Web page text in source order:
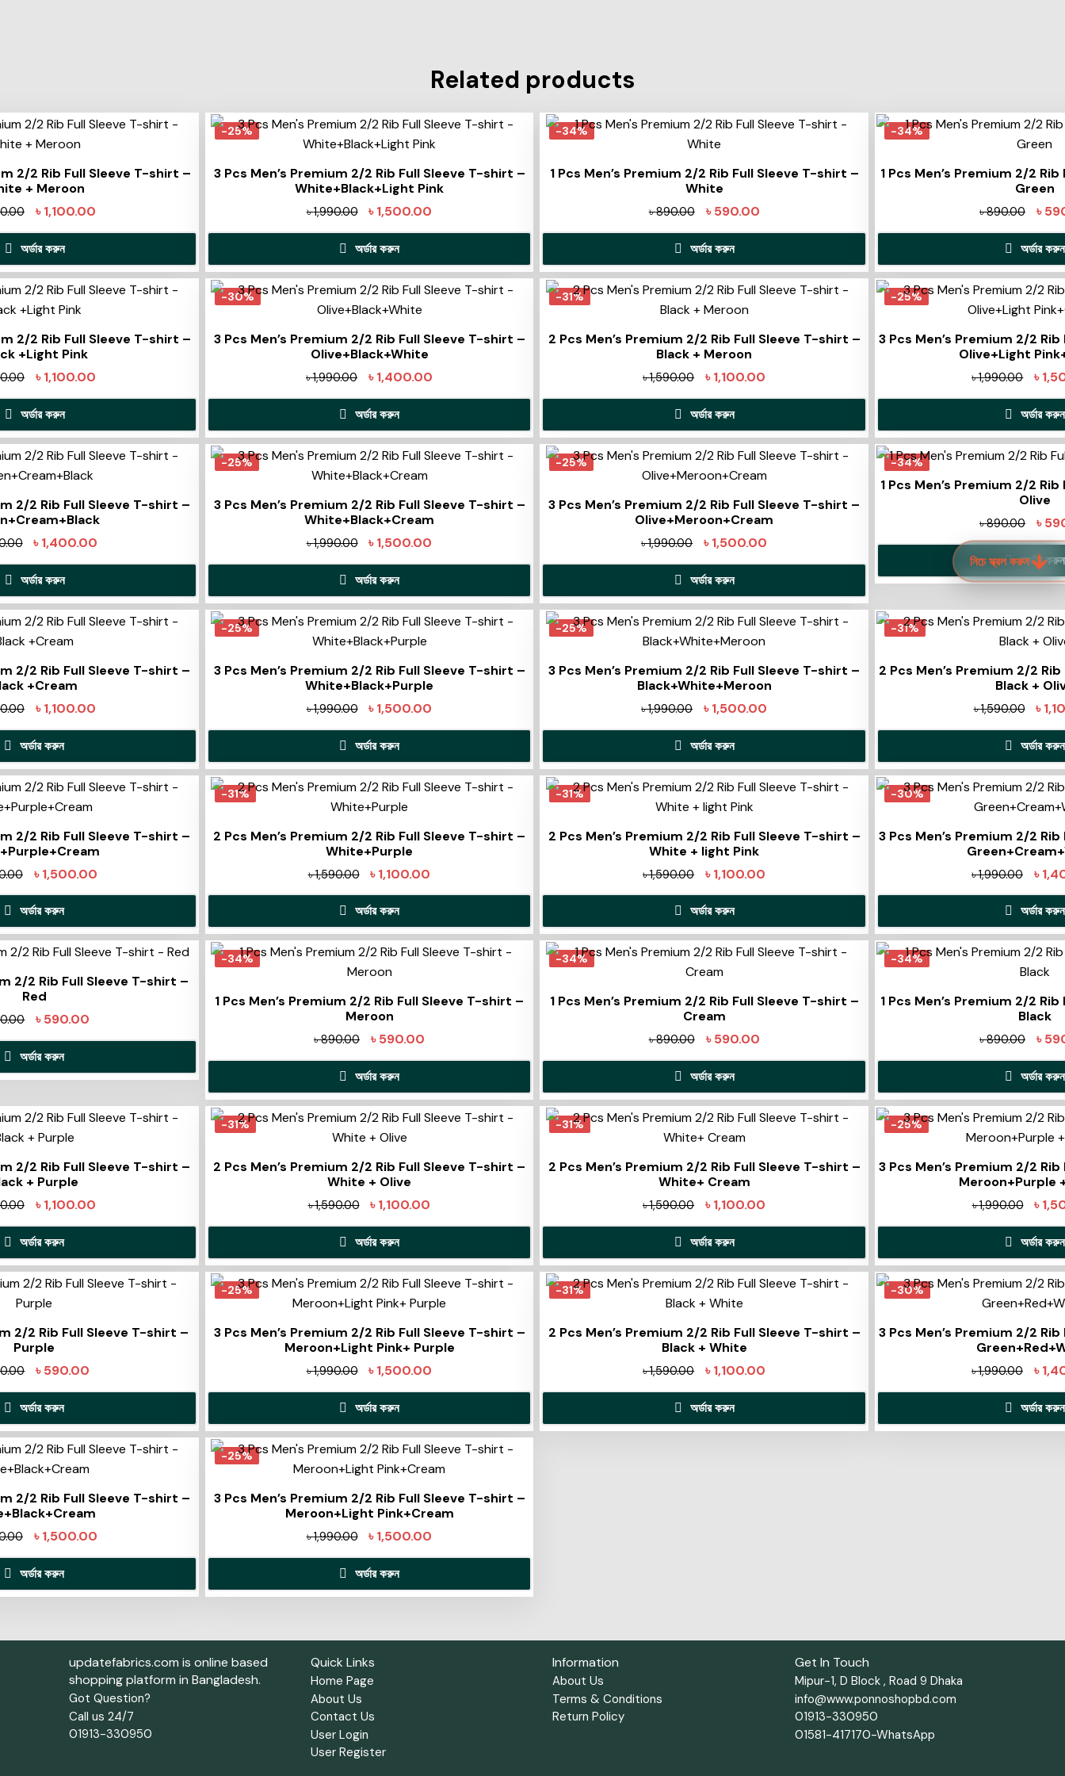
Related products
2/2 Rib Full Sleeve T-shirt –
+ Meroon
৳1,100.00
অর্ডার করুন
-25%
3 Pcs Men’s Premium 2/2 Rib Full Sleeve T-shirt –
White+Black+Light Pink
৳1,990.00 ৳1,500.00
অর্ডার করুন
-34%
1 Pcs Men’s Premium 2/2 Rib Full Sleeve T-shirt –
White
৳890.00 ৳590.00
অর্ডার করুন
-34%
1 Pcs Men’s Premium 2/2
Green
৳890.00 ৳
অর্ডার করুন
2/2 Rib Full Sleeve T-shirt –
+Light Pink
৳1,100.00
অর্ডার করুন
-30%
3 Pcs Men’s Premium 2/2 Rib Full Sleeve T-shirt –
Olive+Black+White
৳1,990.00 ৳1,400.00
অর্ডার করুন
-31%
2 Pcs Men’s Premium 2/2 Rib Full Sleeve T-shirt –
Black + Meroon
৳1,590.00 ৳1,100.00
অর্ডার করুন
-25%
3 Pcs Men’s Premium 2/2
Olive+Light
৳1,990.00 ৳
অর্ডার করুন
2/2 Rib Full Sleeve T-shirt –
৳1,400.00
অর্ডার করুন
-25%
3 Pcs Men’s Premium 2/2 Rib Full Sleeve T-shirt –
White+Black+Cream
৳1,990.00 ৳1,500.00
অর্ডার করুন
-25%
3 Pcs Men’s Premium 2/2 Rib Full Sleeve T-shirt –
Olive+Meroon+Cream
৳1,990.00 ৳1,500.00
অর্ডার করুন
-34%
1 Pcs Men’s Premium 2/2
Olive
৳890.00 ৳
অর্ডার করুন
2/2 Rib Full Sleeve T-shirt –
+Cream
৳1,100.00
অর্ডার করুন
-25%
3 Pcs Men’s Premium 2/2 Rib Full Sleeve T-shirt –
White+Black+Purple
৳1,990.00 ৳1,500.00
অর্ডার করুন
-25%
3 Pcs Men’s Premium 2/2 Rib Full Sleeve T-shirt –
Black+White+Meroon
৳1,990.00 ৳1,500.00
অর্ডার করুন
-31%
2 Pcs Men’s Premium 2/2
Black +
৳1,590.00 ৳
অর্ডার করুন
2/2 Rib Full Sleeve T-shirt –
৳1,500.00
অর্ডার করুন
-31%
2 Pcs Men’s Premium 2/2 Rib Full Sleeve T-shirt –
White+Purple
৳1,590.00 ৳1,100.00
অর্ডার করুন
-31%
2 Pcs Men’s Premium 2/2 Rib Full Sleeve T-shirt –
White + light Pink
৳1,590.00 ৳1,100.00
অর্ডার করুন
-30%
3 Pcs Men’s Premium 2/2
৳1,990.00 ৳
অর্ডার করুন
2/2 Rib Full Sleeve T-shirt –
Red
৳590.00
অর্ডার করুন
-34%
1 Pcs Men’s Premium 2/2 Rib Full Sleeve T-shirt –
Meroon
৳890.00 ৳590.00
অর্ডার করুন
-34%
1 Pcs Men’s Premium 2/2 Rib Full Sleeve T-shirt –
Cream
৳890.00 ৳590.00
অর্ডার করুন
-34%
1 Pcs Men’s Premium 2/2
Black
৳890.00 ৳
অর্ডার করুন
2/2 Rib Full Sleeve T-shirt –
+ Purple
৳1,100.00
অর্ডার করুন
-31%
2 Pcs Men’s Premium 2/2 Rib Full Sleeve T-shirt –
White + Olive
৳1,590.00 ৳1,100.00
অর্ডার করুন
-31%
2 Pcs Men’s Premium 2/2 Rib Full Sleeve T-shirt –
White+ Cream
৳1,590.00 ৳1,100.00
অর্ডার করুন
-25%
3 Pcs Men’s Premium 2/2
Meroon+Purple
৳1,990.00 ৳
অর্ডার করুন
2/2 Rib Full Sleeve T-shirt –
Purple
৳590.00
অর্ডার করুন
-25%
3 Pcs Men’s Premium 2/2 Rib Full Sleeve T-shirt –
Meroon+Light Pink+ Purple
৳1,990.00 ৳1,500.00
অর্ডার করুন
-31%
2 Pcs Men’s Premium 2/2 Rib Full Sleeve T-shirt –
Black + White
৳1,590.00 ৳1,100.00
অর্ডার করুন
-30%
3 Pcs Men’s Premium 2/2
৳1,990.00 ৳
অর্ডার করুন
2/2 Rib Full Sleeve T-shirt –
৳1,500.00
অর্ডার করুন
-25%
3 Pcs Men’s Premium 2/2 Rib Full Sleeve T-shirt –
Meroon+Light Pink+Cream
৳1,990.00 ৳1,500.00
অর্ডার করুন
updatefabrics.com is online based
shopping platform in Bangladesh.
Got Question?
Call us 24/7
01913-330950
Quick Links
Home Page
About Us
Contact Us
User Login
User Register
Information
About Us
Terms & Conditions
Return Policy
Get In Touch
Mipur-1, D Block , Road 9 Dhaka
info@www.ponnoshopbd.com
01913-330950
01581-417170-WhatsApp
নিচে স্ক্রল করুন